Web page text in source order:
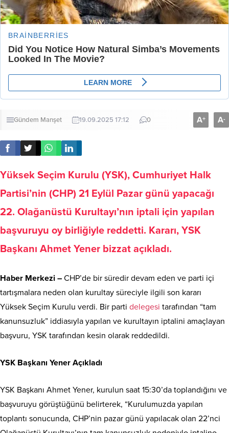
Gündem Manşet 19.09.2025 17:12 0 A+ A-
Yüksek Seçim Kurulu (YSK), Cumhuriyet Halk
Partisi’nin (CHP) 21 Eylül Pazar günü yapacağı
22. Olağanüstü Kurultayı’nın iptali için yapılan
başvuruyu oy birliğiyle reddetti. Kararı, YSK
Başkanı Ahmet Yener bizzat açıkladı.
Haber Merkezi – CHP’de bir süredir devam eden ve parti içi
tartışmalara neden olan kurultay süreciyle ilgili son kararı
Yüksek Seçim Kurulu verdi. Bir parti delegesi tarafından “tam
kanunsuzluk” iddiasıyla yapılan ve kurultayın iptalini amaçlayan
başvuru, YSK tarafından kesin olarak reddedildi.
YSK Başkanı Yener Açıkladı
YSK Başkanı Ahmet Yener, kurulun saat 15:30’da toplandığını ve
başvuruyu görüştüğünü belirterek, “Kurulumuzda yapılan
toplantı sonucunda, CHP’nin pazar günü yapılacak olan 22’nci